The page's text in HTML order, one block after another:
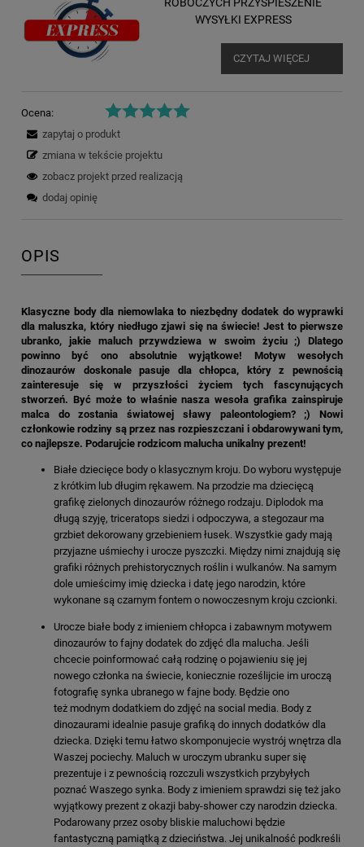
ROBOCZYCH PRZYSPIESZENIE
WYSYŁKI EXPRESS
CZYTAJ WIĘCEJ
Ocena:
zapytaj o produkt
zmiana w tekście projektu
zobacz projekt przed realizacją
dodaj opinię
OPIS
Klasyczne body dla niemowlaka to niezbędny dodatek do wyprawki
dla maluszka, który niedługo zjawi się na świecie! Jest to pierwsze
ubranko, jakie maluch przywdziewa w swoim życiu ;) Dlatego
powinno być ono absolutnie wyjątkowe! Motyw wesołych
dinozaurów doskonale pasuje dla chłopca, który z pewnością
zainteresuje się w przyszłości życiem tych fascynujących
stworzeń. Być może to właśnie nasza wesoła grafika zainspiruje
malca do zostania światowej sławy paleontologiem? ;) Nowi
członkowie rodziny są przez nas rozpieszczani i obdarowywani tym,
co najlepsze. Podarujcie rodzicom malucha unikalny prezent!
Białe dziecięce body o klasycznym kroju. Do wyboru występuje
z krótkim lub długim rękawem. Na przodzie ma dziecięcą
grafikę zielonych dinozaurów różnego rodzaju. Diplodok ma
długą szyję, triceratops siedzi i odpoczywa, a stegozaur ma
grzbiet dekorowany grzebieniem łusek. Wszystkie gady mają
przyjazne uśmiechy i urocze pyszczki. Między nimi znajdują się
grafiki różnych prehistorycznych roślin i wulkanów. Na samym
dole umieścimy imię dziecka i datę jego narodzin, które
wykonane są czarnym fontem o nowoczesnym kroju czcionki.
Urocze białe body z imieniem chłopca i zabawnym motywem
dinozaurów to fajny dodatek do zdjęć dla malucha. Jeśli
chcecie poinformować całą rodzinę o pojawieniu się jej
nowego członka na świecie, koniecznie roześlijcie im uroczą
fotografię synka ubranego w fajne body. Będzie ono
też modnym dodatkiem do zdjęć na social media. Body z
dinozaurami idealnie pasuje grafiką do innych dodatków dla
dziecka. Dzięki temu łatwo skomponujecie wystrój wnętrza dla
Waszej pociechy. Maluch w uroczym ubranku super się
prezentuje i z pewnością rozczuli wszystkich przybyłych
poznać Waszego synka. Body z imieniem sprawdzi się też jako
wyjątkowy prezent z okazji baby-shower czy narodzin dziecka.
Podarowany przez osoby bliskie maluchowi będzie
fantastyczną pamiątką z dzieciństwa. Jej unikalność podkreśli